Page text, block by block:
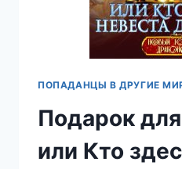
ПОПАДАНЦЫ В ДРУГИЕ
Подарок
или Кто